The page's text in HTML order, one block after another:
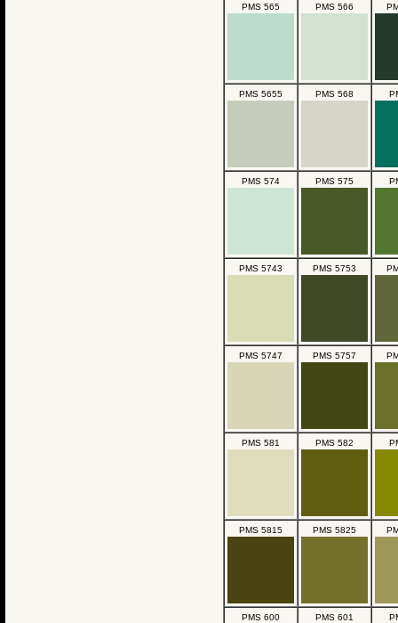
PMS 565 PMS 566
PMS 5655 PMS 568
PMS 574 PMS 575
PMS 5743 PMS 5753
PMS 5747 PMS 5757
PMS 581 PMS 582
PMS 5815 PMS 5825
PMS 600 PMS 601